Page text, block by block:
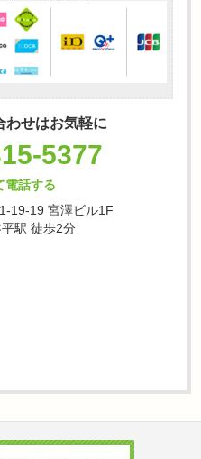
わせはお気軽に
5377
電話する
19-19 宮澤ビル1F
駅 徒歩2分